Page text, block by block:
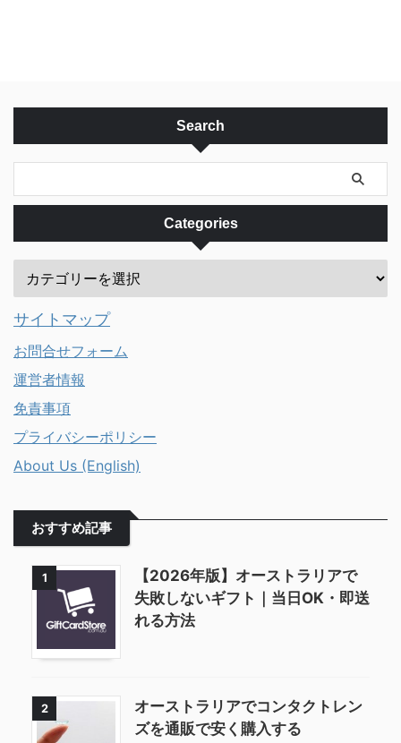
その州で車検登録し直す必要があSearch
Categories
サイトマップ
お問合せフォーム
運営者情報
免責事項
プライバシーポリシー
About Us (English)
おすすめ記事
1
【2026年版】オーストラリアで
失敗しないギフト｜当日OK・即送
れる方法
2
オーストラリアでコンタクトレン
ズを通販で安く購入する